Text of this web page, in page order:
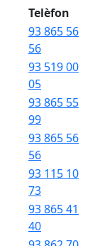
Telèfon
93 865 56
56
93 519 00
05
93 865 55
99
93 865 56
56
93 115 10
73
93 865 41
40